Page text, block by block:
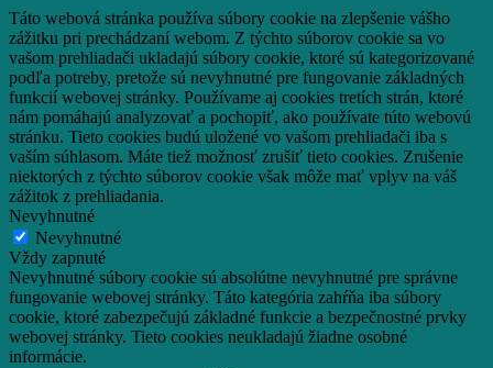
Táto webová stránka používa súbory cookie na zlepšenie vášho
zážitku pri prechádzaní webom. Z týchto súborov cookie sa vo
vašom prehliadači ukladajú súbory cookie, ktoré sú kategorizované
podľa potreby, pretože sú nevyhnutné pre fungovanie základných
funkcií webovej stránky. Používame aj cookies tretích strán, ktoré
nám pomáhajú analyzovať a pochopiť, ako používate túto webovú
stránku. Tieto cookies budú uložené vo vašom prehliadači iba s
vaším súhlasom. Máte tiež možnosť zrušiť tieto cookies. Zrušenie
niektorých z týchto súborov cookie však môže mať vplyv na váš
zážitok z prehliadania.
Nevyhnutné
Nevyhnutné
Vždy zapnuté
Nevyhnutné súbory cookie sú absolútne nevyhnutné pre správne
fungovanie webovej stránky. Táto kategória zahŕňa iba súbory
cookie, ktoré zabezpečujú základné funkcie a bezpečnostné prvky
webovej stránky. Tieto cookies neukladajú žiadne osobné
informácie.